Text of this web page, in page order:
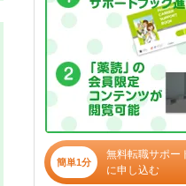
簡単1分
無料転職サポー
に申し込む